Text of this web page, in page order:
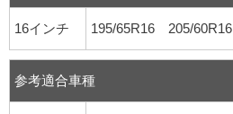
16インチ 195/65R16 205/60R16
参考適合車種